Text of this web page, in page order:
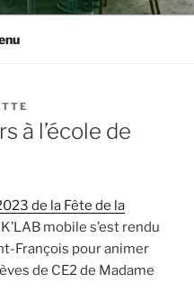
à l’école de
de la Fête de la
mobile s’est rendu
François pour animer
de CE2 de Madame